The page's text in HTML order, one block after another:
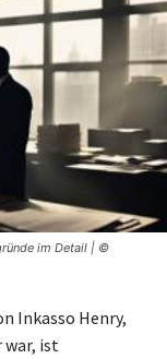
im Detail | ©
Inkasso Henry,
war, ist